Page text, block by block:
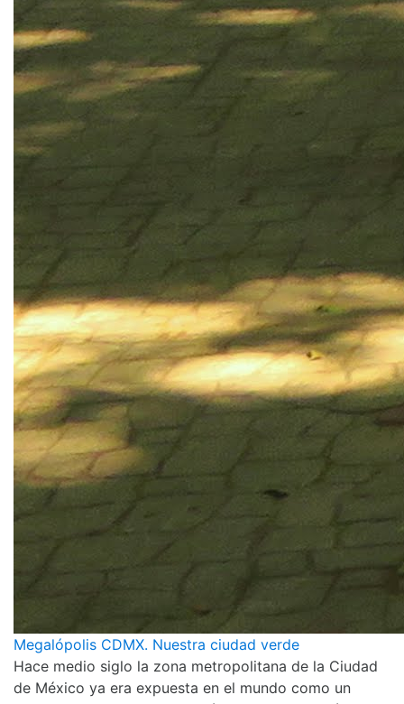
Megalópolis CDMX. Nuestra ciudad verde
Hace medio siglo la zona metropolitana de la Ciudad
de México ya era expuesta en el mundo como un